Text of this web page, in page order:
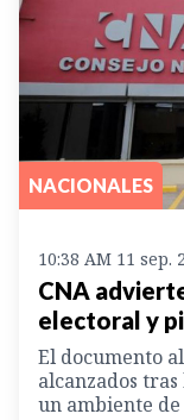
NACIONALES
10:38 AM 11 sep.
CNA
electoral y
El documento
alcanzados
un ambiente